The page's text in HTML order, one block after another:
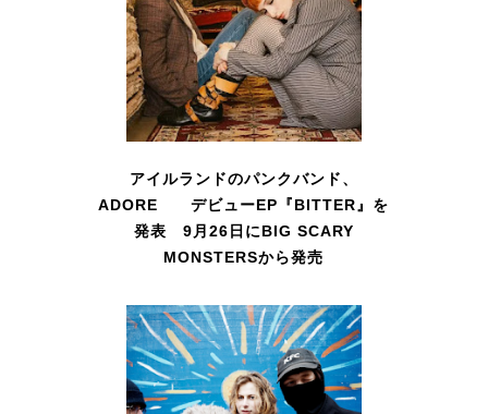
アイルランドのパンクバンド、
ADORE デビューEP『BITTER』を
発表 9月26日にBIG SCARY
MONSTERSから発売